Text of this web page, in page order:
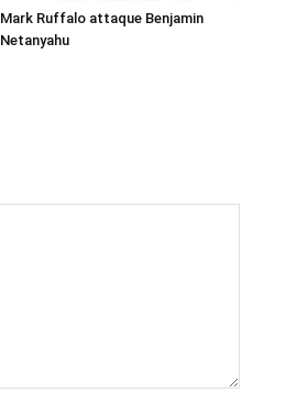
Mark Ruffalo attaque Benjamin
Netanyahu